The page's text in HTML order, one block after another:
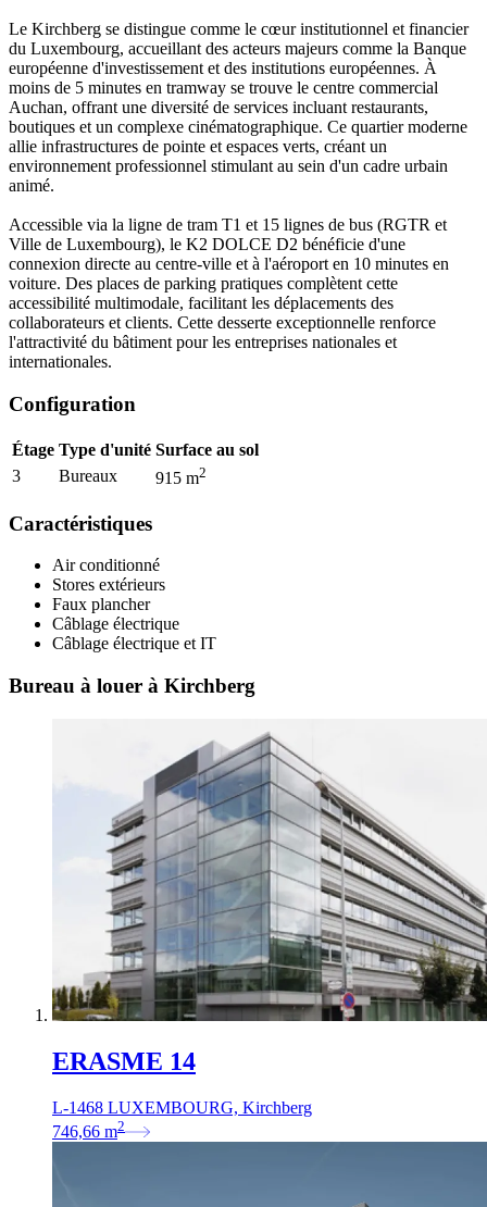
Le Kirchberg se distingue comme le cœur institutionnel et financier
du Luxembourg, accueillant des acteurs majeurs comme la Banque
européenne d'investissement et des institutions européennes. À
moins de 5 minutes en tramway se trouve le centre commercial
Auchan, offrant une diversité de services incluant restaurants,
boutiques et un complexe cinématographique. Ce quartier moderne
allie infrastructures de pointe et espaces verts, créant un
environnement professionnel stimulant au sein d'un cadre urbain
animé.
Accessible via la ligne de tram T1 et 15 lignes de bus (RGTR et
Ville de Luxembourg), le K2 DOLCE D2 bénéficie d'une
connexion directe au centre-ville et à l'aéroport en 10 minutes en
voiture. Des places de parking pratiques complètent cette
accessibilité multimodale, facilitant les déplacements des
collaborateurs et clients. Cette desserte exceptionnelle renforce
l'attractivité du bâtiment pour les entreprises nationales et
internationales.
Configuration
Étage Type d'unité Surface au sol
3
Bureaux 915 m2
Caractéristiques
Air conditionné
Stores extérieurs
Faux plancher
Câblage électrique
Câblage électrique et IT
Bureau à louer à Kirchberg
ERASME 14
L-1468 LUXEMBOURG, Kirchberg
746,66 m2